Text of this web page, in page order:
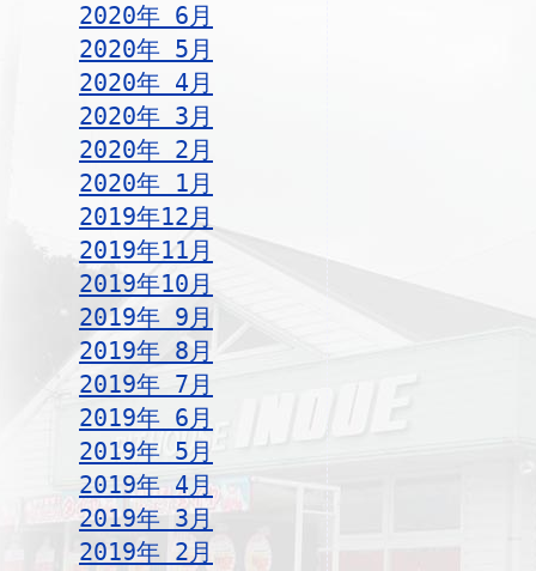
2020年 6月
2020年 5月
2020年 4月
2020年 3月
2020年 2月
2020年 1月
2019年12月
2019年11月
2019年10月
2019年 9月
2019年 8月
2019年 7月
2019年 6月
2019年 5月
2019年 4月
2019年 3月
2019年 2月